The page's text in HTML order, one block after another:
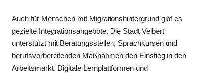
Auch für Menschen mit Migrationshintergrund gibt es
gezielte Integrationsangebote. Die Stadt Velbert
unterstützt mit Beratungsstellen, Sprachkursen und
berufsvorbereitenden Maßnahmen den Einstieg in den
Arbeitsmarkt. Digitale Lernplattformen und